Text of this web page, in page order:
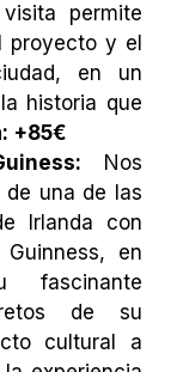
permite
proyecto y el
en un
historia que
+85€
Nos
de una de las
Irlanda con
en
fascinante
de su
cultural a